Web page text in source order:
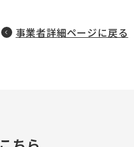
事業者詳細ページに戻る